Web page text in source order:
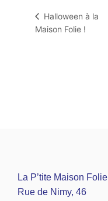
Halloween à la
Maison Folie !
La P’tite Maison Folie
Rue de Nimy, 46